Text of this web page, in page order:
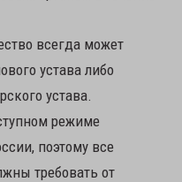
всегда может
устава либо
устава.
режиме
поэтому все
требовать от